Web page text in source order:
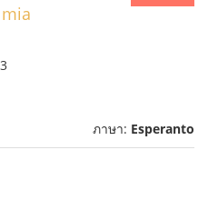
ภาษา: Esperanto